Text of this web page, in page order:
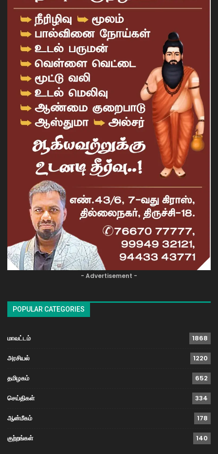
- Advertisement -
POPULAR CATEGORIES
மாவட்டம் 1868
அரசியல் 1220
தமிழகம் 652
செய்திகள் 334
ஆன்மீகம் 178
குற்றங்கள் 140